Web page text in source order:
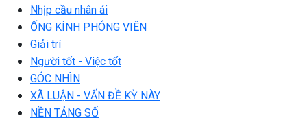
Nhịp cầu nhân ái
ỐNG KÍNH PHÓNG VIÊN
Giải trí
Người tốt - Việc tốt
GÓC NHÌN
XÃ LUẬN - VẤN ĐỀ KỲ NÀY
NỀN TẢNG SỐ